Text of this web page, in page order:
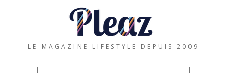
LE MAGAZINE LIFESTYLE DEPUIS 2009